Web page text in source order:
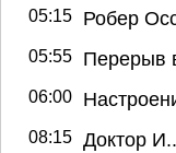
05:15 Робер
05:55 Перерыв
06:00
08:15 Доктор